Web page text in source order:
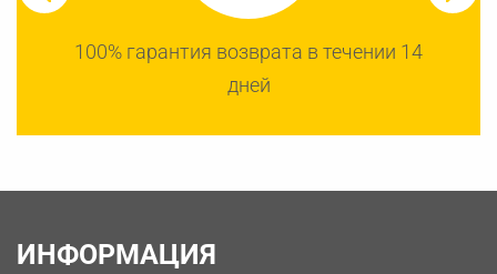
100% гарантия возврата в течении 14
дней
ИНФОРМАЦИЯ